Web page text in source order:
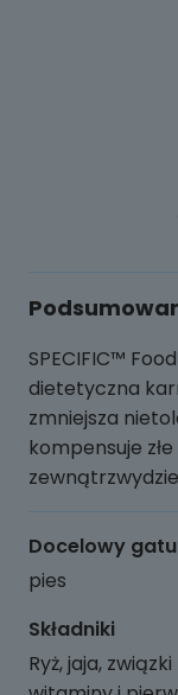
SPECIFIC™
dietetyczna
zmniejsza
kompensuje
Docelowy
pies
Składniki
Ryż, jaja,